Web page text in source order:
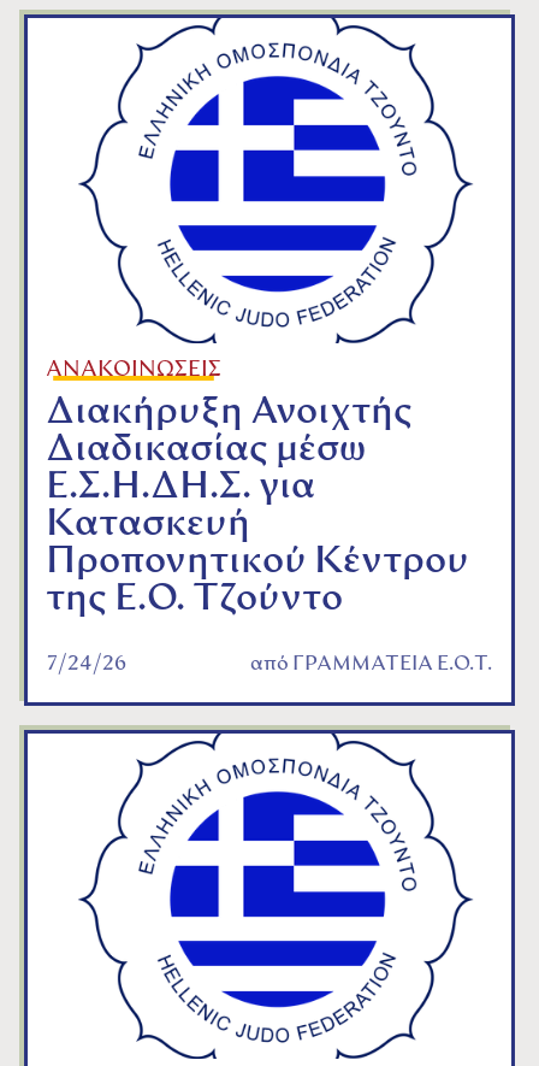
ΑΝΑΚΟΙΝΩΣΕΙΣ
Διακήρυξη Ανοιχτής
Διαδικασίας μέσω
Ε.Σ.Η.ΔΗ.Σ. για
Κατασκευή
Προπονητικού Κέντρου
της Ε.Ο. Τζούντο
7/24/26 από ΓΡΑΜΜΑΤΕΙΑ Ε.Ο.Τ.